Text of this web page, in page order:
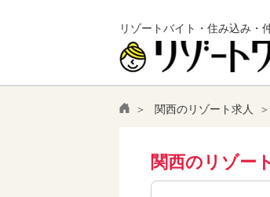
リゾートバイト・住み込み・
関西のリゾート求人
関西のリゾー